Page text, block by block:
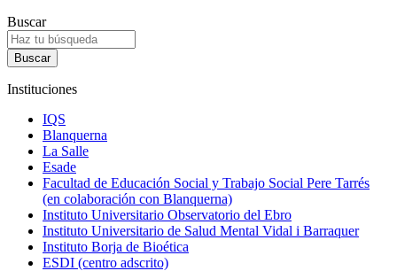
Buscar
Instituciones
IQS
Blanquerna
La Salle
Esade
Facultad de Educación Social y Trabajo Social Pere Tarrés
(en colaboración con Blanquerna)
Instituto Universitario Observatorio del Ebro
Instituto Universitario de Salud Mental Vidal i Barraquer
Instituto Borja de Bioética
ESDI (centro adscrito)